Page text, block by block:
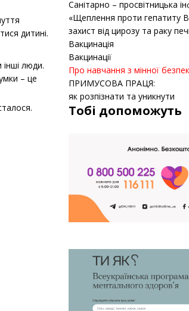
дитині.
люди.
– це
Санітарно – просвітницька
«Щеплення проти гепатиту
захист від цирозу та раку
Вакцинація
Вакцинації
Про навчання з мінної
ПРИМУСОВА ПРАЦЯ:
як розпізнати та уникнути
Тобі допоможуть